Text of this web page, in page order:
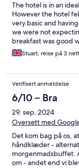
The hotel is in an
However the hotel
very basic and
we were not
breakfast was good
pancake making for
bean to cup coffee
and tastier options in
which is saved from
Legoland.
Stuart, reise på 3
Verifisert anmeldelse
6/10 – Bra
29. sep. 2024
Oversett med
Det kom bag på os,
håndklæder -
morgenmadsbuffet.
om - andet end vi